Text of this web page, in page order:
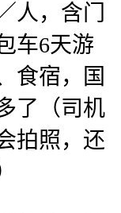
人，含门
车6天游
食宿，国
了（司机
拍照，还